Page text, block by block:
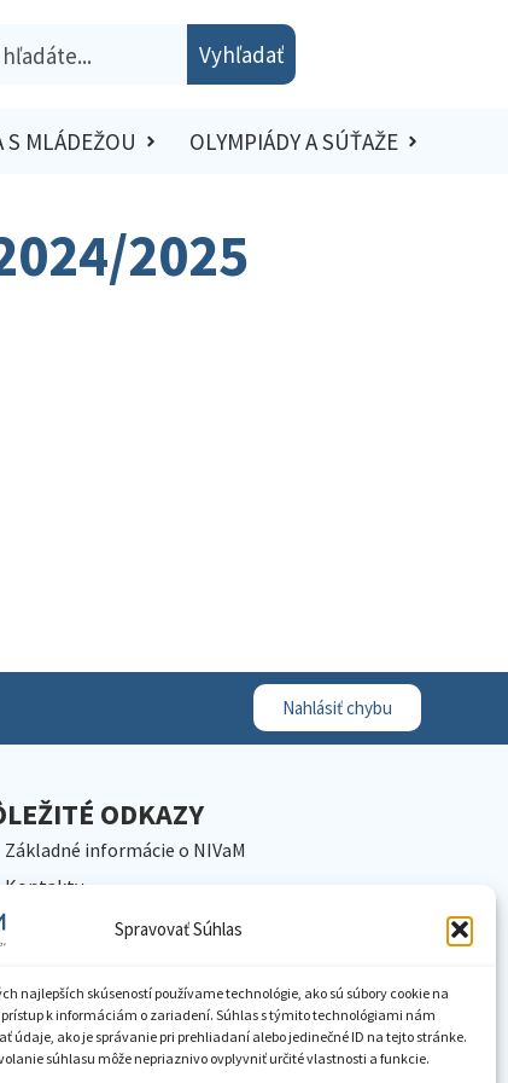
Spravovať Súhlas
najlepších skúseností používame technológie, ako sú súbory cookie na
k informáciám o zariadení. Súhlas s týmito technológiami nám
údaje, ako je správanie pri prehliadaní alebo jedinečné ID na tejto stránke.
súhlasu môže nepriaznivo ovplyvniť určité vlastnosti a funkcie.
Vyhľadať
S MLÁDEŽOU OLYMPIÁDY A SÚŤAŽE
2025
Nahlásiť chybu
ODKAZY
Základné informácie o NIVaM
Kontakty
Kariéra
Pracoviská NIVaM
Dokumenty inštitúcie
Knižnica